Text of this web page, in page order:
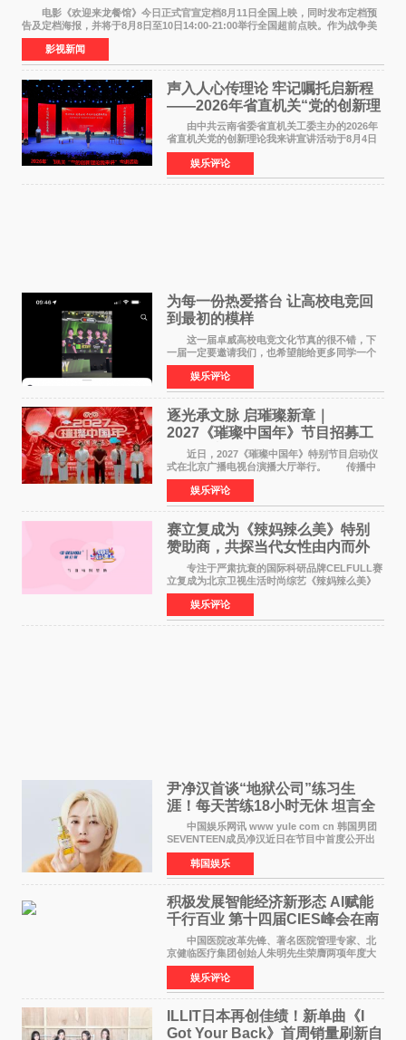
电影《欢迎来龙餐馆》今日正式官宣定档8月11日全国上映，同时发布定档预
告及定档海报，并将于8月8日至10日14:00-21:00举行全国超前点映。作为战争美
食大片，影片讲述的是中国厨师徐福（沈腾
影视新闻
声入人心传理论 牢记嘱托启新程
——2026年省直机关“党的创新理
论我来讲”宣讲活动圆满落幕
由中共云南省委省直机关工委主办的2026年
省直机关党的创新理论我来讲宣讲活动于8月4日
至5日在昆明举办。活动以 "牢记嘱托 感恩奋进
开创云南发展新局面 "为主题，坚持以新时代中国
特色社会主义
娱乐评论
为每一份热爱搭台 让高校电竞回
到最初的模样
这一届卓威高校电竞文化节真的很不错，下
一届一定要邀请我们，也希望能给更多同学一个
来到现场的机会。 2026卓威高校电竞文化节
已经落下帷幕，在活动结束后，仍有不少高校电
竞社负责人和现
娱乐评论
逐光承文脉 启璀璨新章｜
2027《璀璨中国年》节目招募工
作圆满启动
近日，2027《璀璨中国年》特别节目启动仪
式在北京广播电视台演播大厅举行。 传播中
华优秀传统文化，弘扬纯正国风艺术，打造高规
格、高质感、正能量的文艺盛典，是璀璨中国年
矢志不渝的初心
娱乐评论
赛立复成为《辣妈辣么美》特别
赞助商，共探当代女性由内而外
活力美
专注于严肃抗衰的国际科研品牌CELFULL赛
立复成为北京卫视生活时尚综艺《辣妈辣么美》
的特别赞助商,明星辣妈袁咏仪倾情参与，向广大
都市女性传递健康生活新主张，寄语当代女性在
家庭与自我之间
娱乐评论
尹净汉首谈“地狱公司”练习生
涯！每天苦练18小时无休 坦言全
靠成员撑过来
中国娱乐网讯 www yule com cn 韩国男团
SEVENTEEN成员净汉近日在节目中首度公开出
道前的残酷练习生经历，并提及经纪公司Pledis
娱乐，引发广泛关注。 在8月2日播出的日本
TBS综艺节目《周
韩国娱乐
积极发展智能经济新形态 Al赋能
千行百业 第十四届CIES峰会在南
京盛大召开
中国医院改革先锋、著名医院管理专家、北
京健临医疗集团创始人朱明先生荣膺两项年度大
奖 2026年7月31日，盛夏金陵，长江之畔，
以重落地·真务实·强链接为主题的2026&lsquo;人
工智能+&rsquo
娱乐评论
ILLIT日本再创佳绩！新单曲《I
Got Your Back》首周销量刷新自